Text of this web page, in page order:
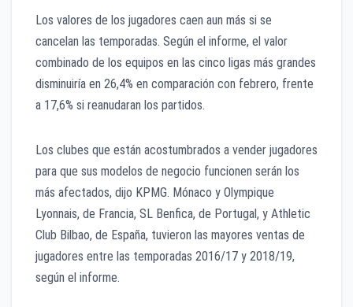
Los valores de los jugadores caen aun más si se
cancelan las temporadas. Según el informe, el valor
combinado de los equipos en las cinco ligas más grandes
disminuiría en 26,4% en comparación con febrero, frente
a 17,6% si reanudaran los partidos.
Los clubes que están acostumbrados a vender jugadores
para que sus modelos de negocio funcionen serán los
más afectados, dijo KPMG. Mónaco y Olympique
Lyonnais, de Francia, SL Benfica, de Portugal, y Athletic
Club Bilbao, de España, tuvieron las mayores ventas de
jugadores entre las temporadas 2016/17 y 2018/19,
según el informe.